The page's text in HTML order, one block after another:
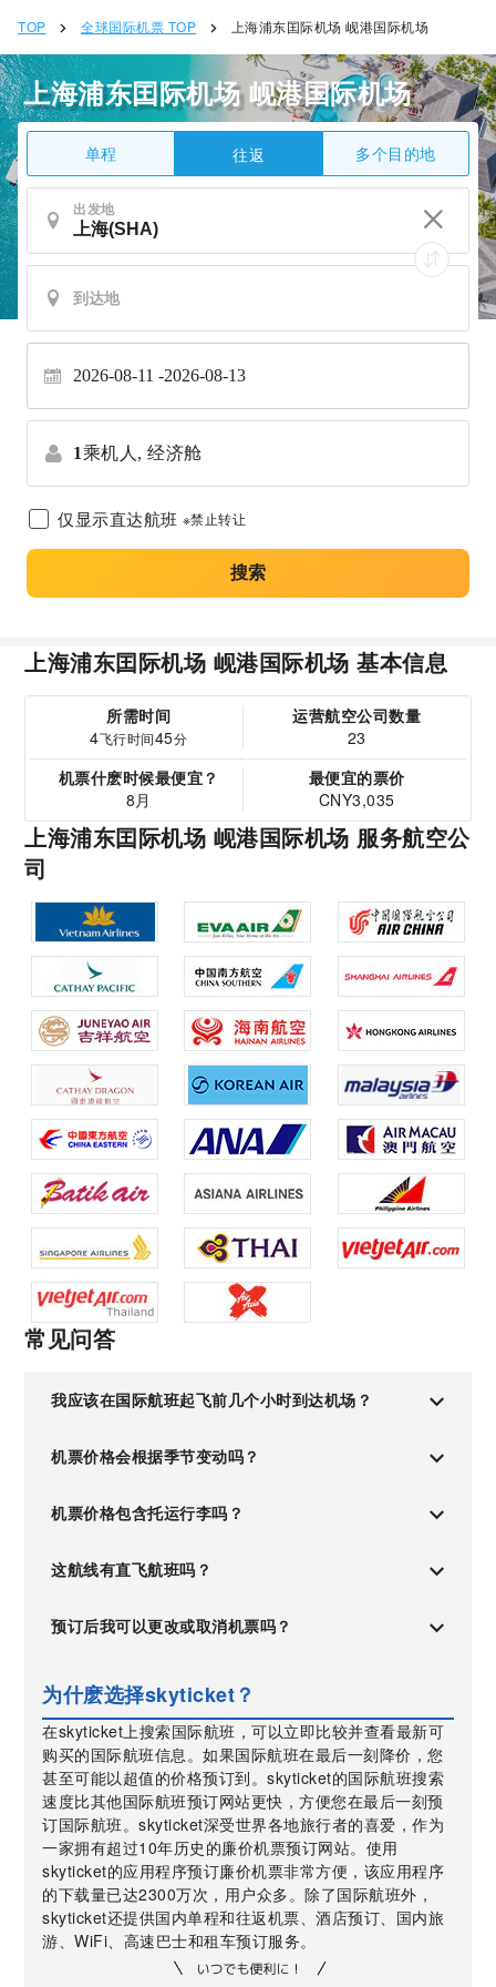
TOP 全球国际机票 TOP 上海浦东囯际机场 岘港国际机场
上海浦东囯际机场 岘港国际机场
单程 往返 多个目的地
出发地
2026-08-11 2026-08-13
1乘机人, 经济舱
仅显示直达航班 ※禁止转让
搜索
上海浦东囯际机场 岘港国际机场 基本信息
所需时间
4飞行时间45分
运营航空公司数量
23
机票什麽时候最便宜？
8月
最便宜的票价
CNY3,035
上海浦东囯际机场 岘港国际机场 服务航空公
司
常见问答
我应该在国际航班起飞前几个小时到达机场？
机票价格会根据季节变动吗？
机票价格包含托运行李吗？
这航线有直飞航班吗？
预订后我可以更改或取消机票吗？
为什麽选择skyticket？
在skyticket上搜索国际航班，可以立即比较并查看最新可
购买的国际航班信息。如果国际航班在最后一刻降价，您
甚至可能以超值的价格预订到。skyticket的国际航班搜索
速度比其他国际航班预订网站更快，方便您在最后一刻预
订国际航班。skyticket深受世界各地旅行者的喜爱，作为
一家拥有超过10年历史的廉价机票预订网站。使用
skyticket的应用程序预订廉价机票非常方便，该应用程序
的下载量已达2300万次，用户众多。除了国际航班外，
skyticket还提供国内单程和往返机票、酒店预订、国内旅
游、WiFi、高速巴士和租车预订服务。